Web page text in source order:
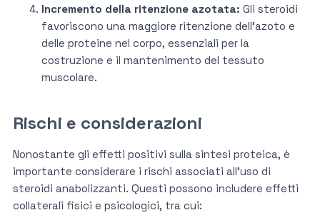
Incremento della ritenzione azotata: Gli steroidi
favoriscono una maggiore ritenzione dell’azoto e
delle proteine nel corpo, essenziali per la
costruzione e il mantenimento del tessuto
muscolare.
Rischi e considerazioni
Nonostante gli effetti positivi sulla sintesi proteica, è
importante considerare i rischi associati all’uso di
steroidi anabolizzanti. Questi possono includere effetti
collaterali fisici e psicologici, tra cui: